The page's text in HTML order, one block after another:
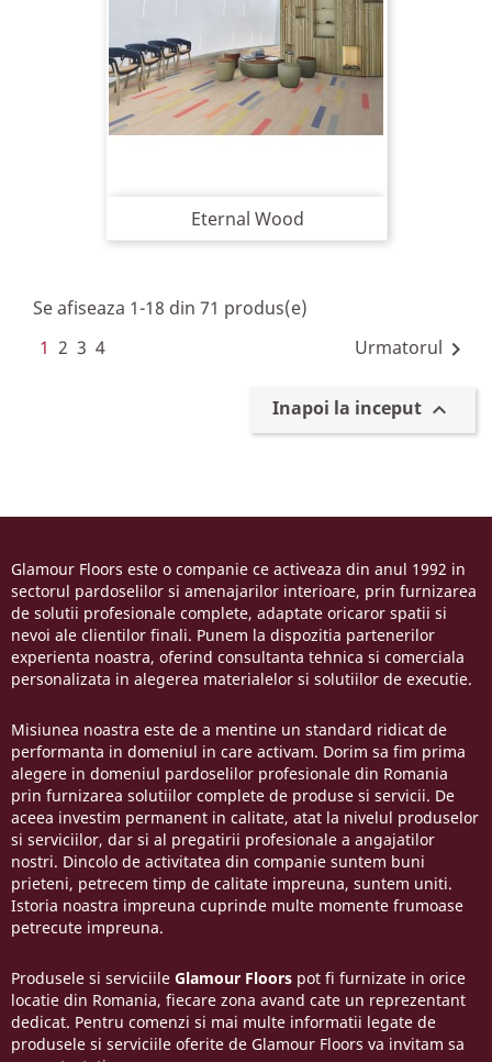
Eternal Wood
Se afiseaza 1-18 din 71 produs(e)
1 2 3 4 Urmatorul 
Inapoi la inceput 
Glamour Floors este o companie ce activeaza din anul 1992 in
sectorul pardoselilor si amenajarilor interioare, prin furnizarea
de solutii profesionale complete, adaptate oricaror spatii si
nevoi ale clientilor finali. Punem la dispozitia partenerilor
experienta noastra, oferind consultanta tehnica si comerciala
personalizata in alegerea materialelor si solutiilor de executie.
Misiunea noastra este de a mentine un standard ridicat de
performanta in domeniul in care activam. Dorim sa fim prima
alegere in domeniul pardoselilor profesionale din Romania
prin furnizarea solutiilor complete de produse si servicii. De
aceea investim permanent in calitate, atat la nivelul produselor
si serviciilor, dar si al pregatirii profesionale a angajatilor
nostri. Dincolo de activitatea din companie suntem buni
prieteni, petrecem timp de calitate impreuna, suntem uniti.
Istoria noastra impreuna cuprinde multe momente frumoase
petrecute impreuna.
Produsele si serviciile Glamour Floors pot fi furnizate in orice
locatie din Romania, fiecare zona avand cate un reprezentant
dedicat. Pentru comenzi si mai multe informatii legate de
produsele si serviciile oferite de Glamour Floors va invitam sa